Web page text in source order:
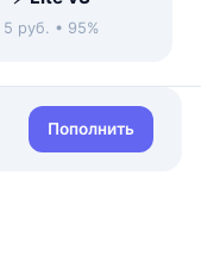
5 руб. • 95%
Пополнить